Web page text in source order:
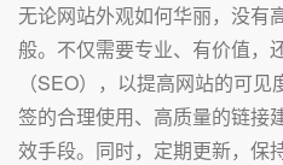
无论网站外观如何华丽，没有
般。不仅需要专业、有价值，
（SEO），以提高网站的可
签的合理使用、高质量的链接
效手段。同时，定期更新，保